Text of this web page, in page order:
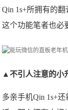
Qin 1s+所拥有的
这个功能笔者也必
▲不引人注意的小
多亲手机Qin 1s+